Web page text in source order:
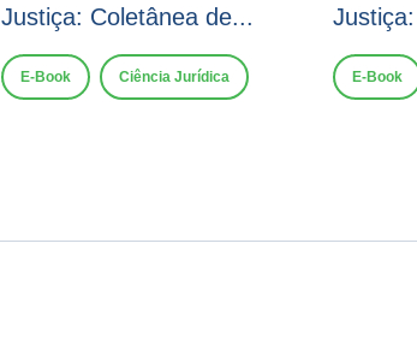
Justiça: Coletânea de...
E-Book Ciência Jurídica E-Book